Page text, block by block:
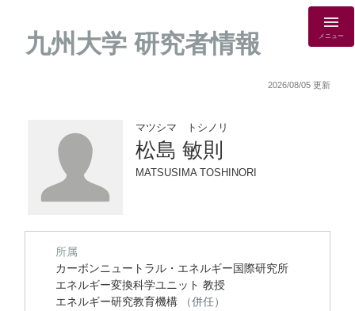
九州大学 研究者情報 メニュー
2026/08/05 更新
マツシマ トシノリ
松島 敏則
MATSUSIMA TOSHINORI
所属
カーボンニュートラル・エネルギー国際研究所
エネルギー変換科学ユニット 教授
エネルギー研究教育機構
（併任）